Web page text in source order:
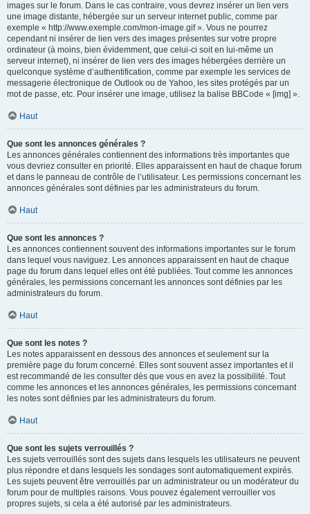
images sur le forum. Dans le cas contraire, vous devrez insérer un lien vers
une image distante, hébergée sur un serveur internet public, comme par
exemple « http://www.exemple.com/mon-image.gif ». Vous ne pourrez
cependant ni insérer de lien vers des images présentes sur votre propre
ordinateur (à moins, bien évidemment, que celui-ci soit en lui-même un
serveur internet), ni insérer de lien vers des images hébergées derrière un
quelconque système d’authentification, comme par exemple les services de
messagerie électronique de Outlook ou de Yahoo, les sites protégés par un
mot de passe, etc. Pour insérer une image, utilisez la balise BBCode « [img] ».
Haut
Que sont les annonces générales ?
Les annonces générales contiennent des informations très importantes que
vous devriez consulter en priorité. Elles apparaissent en haut de chaque forum
et dans le panneau de contrôle de l’utilisateur. Les permissions concernant les
annonces générales sont définies par les administrateurs du forum.
Haut
Que sont les annonces ?
Les annonces contiennent souvent des informations importantes sur le forum
dans lequel vous naviguez. Les annonces apparaissent en haut de chaque
page du forum dans lequel elles ont été publiées. Tout comme les annonces
générales, les permissions concernant les annonces sont définies par les
administrateurs du forum.
Haut
Que sont les notes ?
Les notes apparaissent en dessous des annonces et seulement sur la
première page du forum concerné. Elles sont souvent assez importantes et il
est recommandé de les consulter dès que vous en avez la possibilité. Tout
comme les annonces et les annonces générales, les permissions concernant
les notes sont définies par les administrateurs du forum.
Haut
Que sont les sujets verrouillés ?
Les sujets verrouillés sont des sujets dans lesquels les utilisateurs ne peuvent
plus répondre et dans lesquels les sondages sont automatiquement expirés.
Les sujets peuvent être verrouillés par un administrateur ou un modérateur du
forum pour de multiples raisons. Vous pouvez également verrouiller vos
propres sujets, si cela a été autorisé par les administrateurs.